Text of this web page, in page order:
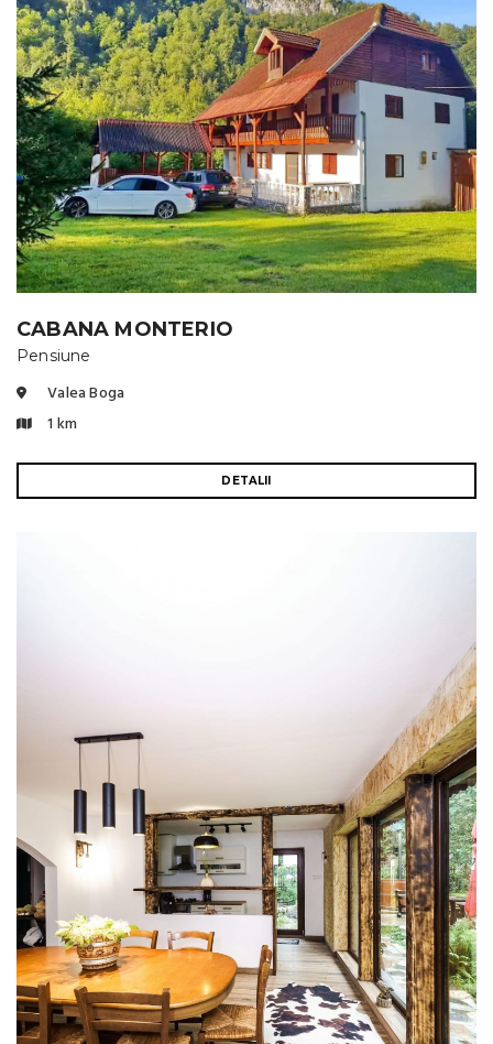
CABANA MONTERIO
Pensiune
Valea Boga
1 km
DETALII